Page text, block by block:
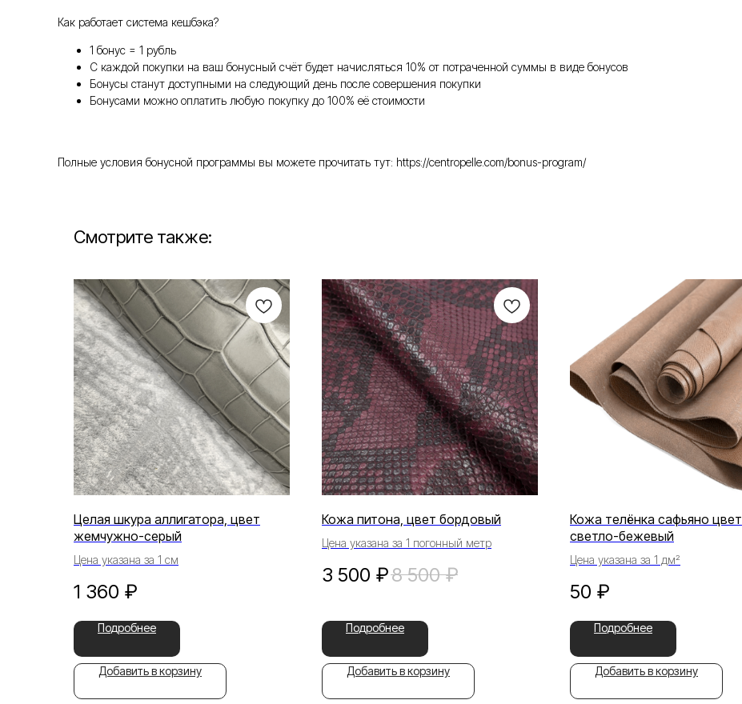
Как работает система кешбэка?
1 бонус = 1 рубль
С каждой покупки на ваш бонусный счёт будет начисляться 10% от потраченной суммы в виде бонусов
Бонусы станут доступными на следующий день после совершения покупки
Бонусами можно оплатить любую покупку до 100% её стоимости
Полные условия бонусной программы вы можете прочитать тут: https://centropelle.com/bonus-program/
Смотрите также:
Целая шкура аллигатора, цвет
жемчужно-серый
Цена указана за 1 см
1 360 ₽
Подробнее
Добавить в корзину
Кожа питона, цвет бордовый
Цена указана за 1 погонный метр
3 500 ₽8 500 ₽
Подробнее
Добавить в корзину
Кожа телёнка сафьяно цвет
светло-бежевый
Цена указана за 1 дм²
50 ₽
Подробнее
Добавить в корзину